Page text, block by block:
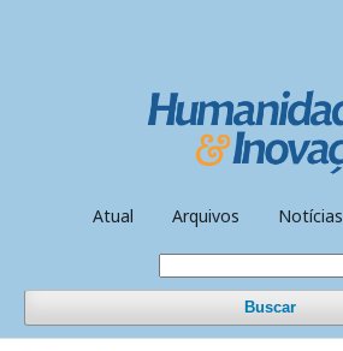
Atual Arquivos Notícias
Buscar